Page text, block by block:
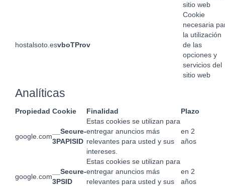
sitio web
hostalsoto.esvboTProv
Cookie
necesaria
la utilización
de las
opciones y
servicios del
sitio web
Analíticas
Propiedad Cookie Finalidad Plazo
google.com
__Secure-
3PAPISID
Estas cookies se utilizan para
entregar anuncios más
relevantes para usted y sus
intereses.
en 2
años
google.com
__Secure-
3PSID
Estas cookies se utilizan para
entregar anuncios más
relevantes para usted y sus
en 2
años